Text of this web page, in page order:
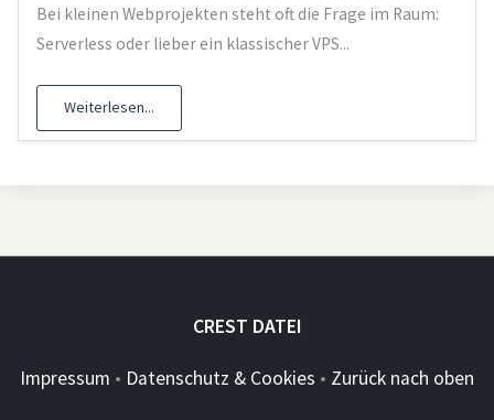
Bei kleinen Webprojekten steht oft die Frage im Raum:
Serverless oder lieber ein klassischer VPS...
Weiterlesen...
CREST DATEI
Impressum • Datenschutz & Cookies • Zurück nach oben